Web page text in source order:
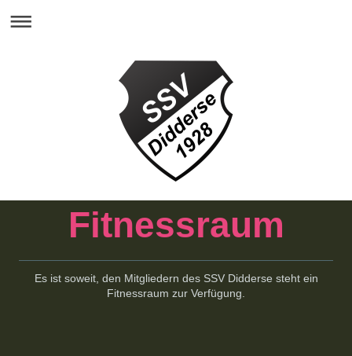
Fitnessraum
Es ist soweit, den Mitgliedern des SSV Didderse steht ein
Fitnessraum zur Verfügung.